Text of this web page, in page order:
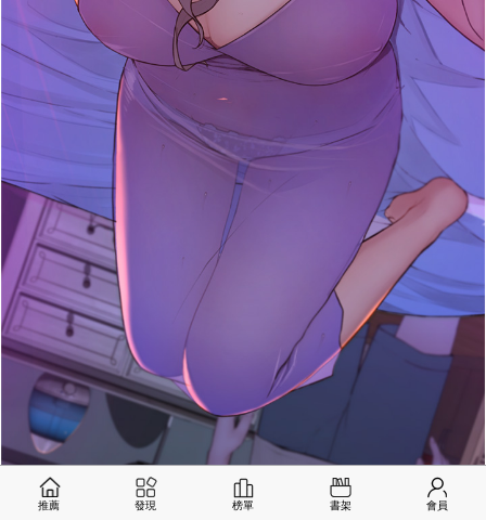
推薦 發現 榜單 書架 會員